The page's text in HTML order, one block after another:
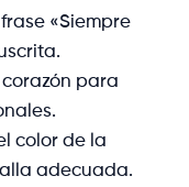
«Siempre
para
color de la
adecuada.